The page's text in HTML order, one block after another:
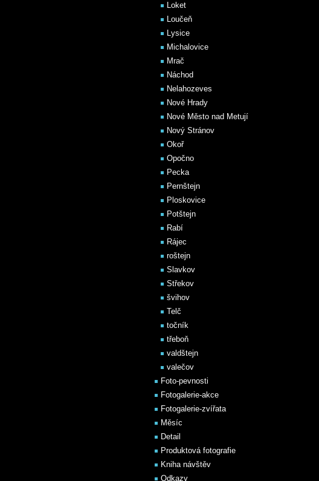
Loket
Loučeň
Lysice
Michalovice
Mrač
Náchod
Nelahozeves
Nové Hrady
Nové Město nad Metují
Nový Stránov
Okoř
Opočno
Pecka
Pernštejn
Ploskovice
Potštejn
Rabí
Rájec
roštejn
Slavkov
Střekov
švihov
Telč
točník
třeboň
valdštejn
valečov
Foto-pevnosti
Fotogalerie-akce
Fotogalerie-zvířata
Měsíc
Detail
Produktová fotografie
Kniha návštěv
Odkazy